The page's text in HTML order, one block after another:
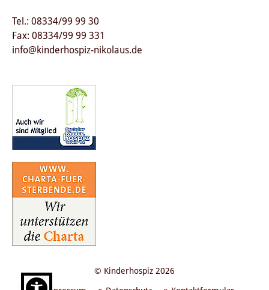
Tel.: 08334/99 99 30
Fax: 08334/99 99 331
info@kinderhospiz-nikolaus.de
© Kinderhospiz 2026